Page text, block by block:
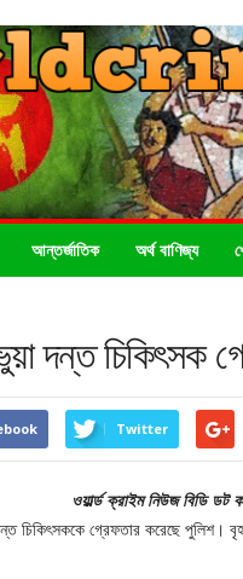
আন্তর্জাতিক অর্থ বাণিজ্য
দন্ত চিকিৎসক
Twitter
ওয়ার্ল্ড ক্রাইম নিউজ বিডি
চিকিৎসককে গ্রেফতার করেছে পুলিশ।